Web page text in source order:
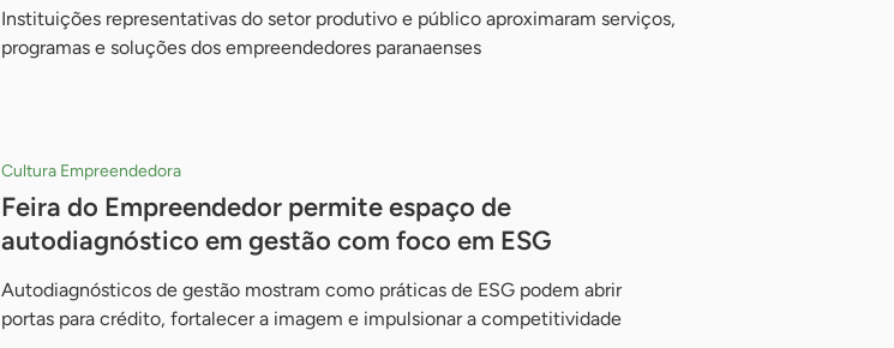
Instituições representativas do setor produtivo e público aproximaram serviços,
programas e soluções dos empreendedores paranaenses
Cultura Empreendedora
Feira do Empreendedor permite espaço de
autodiagnóstico em gestão com foco em ESG
Autodiagnósticos de gestão mostram como práticas de ESG podem abrir
portas para crédito, fortalecer a imagem e impulsionar a competitividade